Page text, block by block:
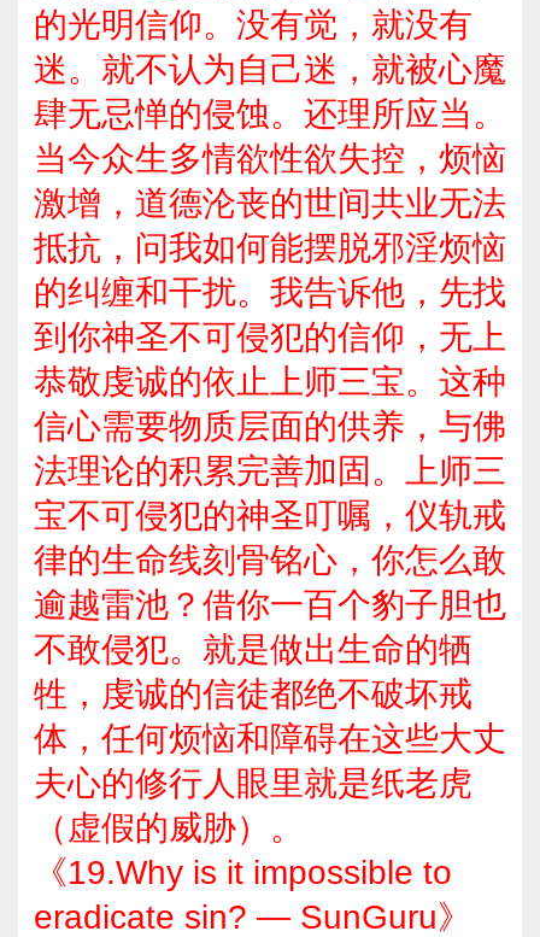
的光明信仰。没有觉，就没有
迷。就不认为自己迷，就被心魔
肆无忌惮的侵蚀。还理所应当。
当今众生多情欲性欲失控，烦恼
激增，道德沦丧的世间共业无法
抵抗，问我如何能摆脱邪淫烦恼
的纠缠和干扰。我告诉他，先找
到你神圣不可侵犯的信仰，无上
恭敬虔诚的依止上师三宝。这种
信心需要物质层面的供养，与佛
法理论的积累完善加固。上师三
宝不可侵犯的神圣叮嘱，仪轨戒
律的生命线刻骨铭心，你怎么敢
逾越雷池？借你一百个豹子胆也
不敢侵犯。就是做出生命的牺
牲，虔诚的信徒都绝不破坏戒
体，任何烦恼和障碍在这些大丈
夫心的修行人眼里就是纸老虎
（虚假的威胁）。
《19.Why is it impossible to
eradicate sin? — SunGuru》